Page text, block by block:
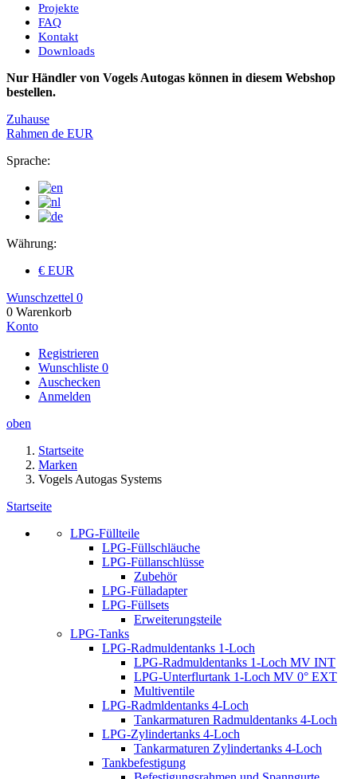
Projekte
FAQ
Kontakt
Downloads
Nur Händler von Vogels Autogas können in diesem Webshop
bestellen.
Zuhause
Rahmen de EUR
Sprache:
Währung:
€ EUR
Wunschzettel 0
0 Warenkorb
Konto
Registrieren
Wunschliste 0
Auschecken
Anmelden
oben
Startseite
Marken
Vogels Autogas Systems
Startseite
LPG-Füllteile
LPG-Füllschläuche
LPG-Füllanschlüsse
Zubehör
LPG-Fülladapter
LPG-Füllsets
Erweiterungsteile
LPG-Tanks
LPG-Radmuldentanks 1-Loch
LPG-Radmuldentanks 1-Loch MV INT
LPG-Unterflurtank 1-Loch MV 0° EXT
Multiventile
LPG-Radmldentanks 4-Loch
Tankarmaturen Radmuldentanks 4-Loch
LPG-Zylindertanks 4-Loch
Tankarmaturen Zylindertanks 4-Loch
Tankbefestigung